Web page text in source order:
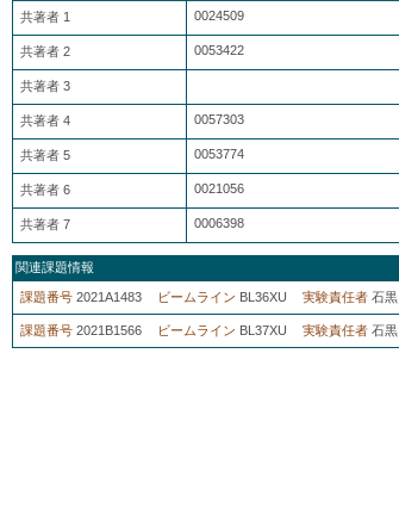
共著者 1 0024509
共著者 2 0053422
共著者 3
共著者 4 0057303
共著者 5 0053774
共著者 6 0021056
共著者 7 0006398
関連課題情報
課題番号 2021A1483 ビームライン BL36XU 実験責任者 石
課題番号 2021B1566 ビームライン BL37XU 実験責任者 石